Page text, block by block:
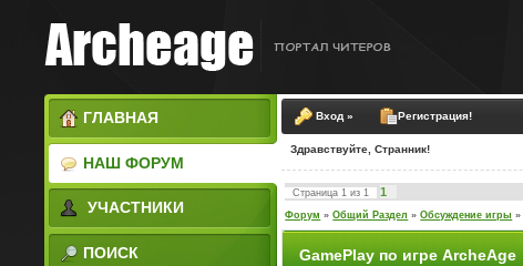
ГЛАВНАЯ
НАШ ФОРУМ
УЧАСТНИКИ
ПОИСК
Вход » Регистрация!
Здравствуйте, Странник!
Страница1 из1 1
Форум » Общий Раздел » Обсуждение игры »
GamePlay по игре ArcheAge